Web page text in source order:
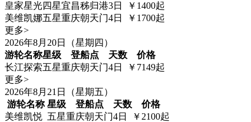
皇家星光四星宜昌秭归港3日
￥1400起
美维凯娜五星重庆朝天门4日
￥1700起
更多>
2026年8月20日（星期四）
游轮名称星级 登船点 天数
价格
长江探索五星重庆朝天门4日
￥7149起
更多>
2026年8月21日（星期五）
游轮名称 星级 登船点 天数
价格
美维凯悦 五星重庆朝天门4日
￥2100起